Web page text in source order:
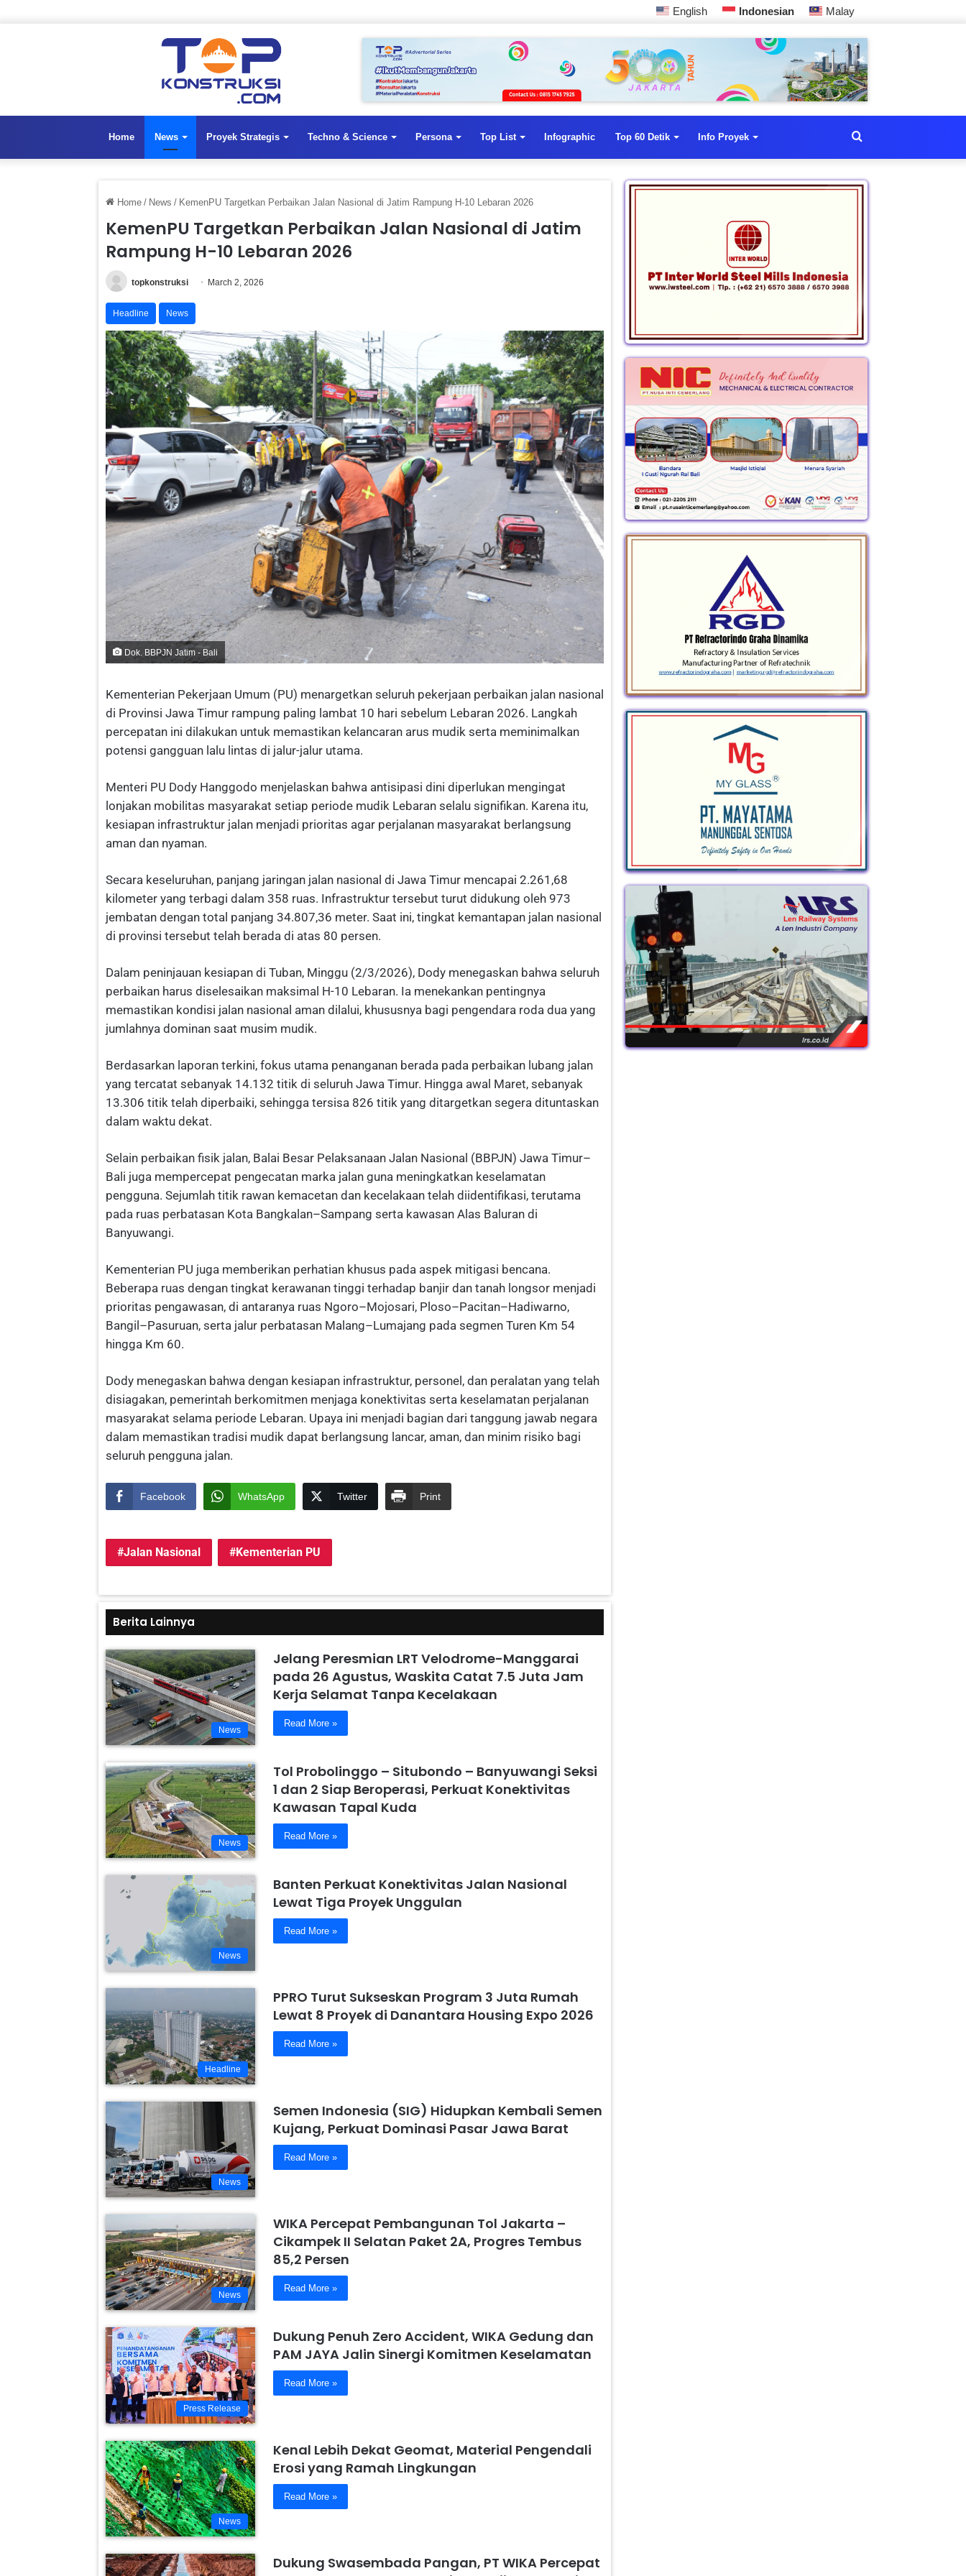
English Indonesian Malay
Home News Proyek Strategis Techno & Science Persona Top List Infographic Top 60 Detik Info Proyek
Home / News / KemenPU Targetkan Perbaikan Jalan Nasional di Jatim Rampung H-10 Lebaran 2026
KemenPU Targetkan Perbaikan Jalan Nasional di Jatim
Rampung H-10 Lebaran 2026
topkonstruksi March 2, 2026
Headline News
Dok. BBPJN Jatim - Bali
Kementerian Pekerjaan Umum (PU) menargetkan seluruh pekerjaan perbaikan jalan nasional
di Provinsi Jawa Timur rampung paling lambat 10 hari sebelum Lebaran 2026. Langkah
percepatan ini dilakukan untuk memastikan kelancaran arus mudik serta meminimalkan
potensi gangguan lalu lintas di jalur-jalur utama.
Menteri PU Dody Hanggodo menjelaskan bahwa antisipasi dini diperlukan mengingat
lonjakan mobilitas masyarakat setiap periode mudik Lebaran selalu signifikan. Karena itu,
kesiapan infrastruktur jalan menjadi prioritas agar perjalanan masyarakat berlangsung
aman dan nyaman.
Secara keseluruhan, panjang jaringan jalan nasional di Jawa Timur mencapai 2.261,68
kilometer yang terbagi dalam 358 ruas. Infrastruktur tersebut turut didukung oleh 973
jembatan dengan total panjang 34.807,36 meter. Saat ini, tingkat kemantapan jalan nasional
di provinsi tersebut telah berada di atas 80 persen.
Dalam peninjauan kesiapan di Tuban, Minggu (2/3/2026), Dody menegaskan bahwa seluruh
perbaikan harus diselesaikan maksimal H-10 Lebaran. Ia menekankan pentingnya
memastikan kondisi jalan nasional aman dilalui, khususnya bagi pengendara roda dua yang
jumlahnya dominan saat musim mudik.
Berdasarkan laporan terkini, fokus utama penanganan berada pada perbaikan lubang jalan
yang tercatat sebanyak 14.132 titik di seluruh Jawa Timur. Hingga awal Maret, sebanyak
13.306 titik telah diperbaiki, sehingga tersisa 826 titik yang ditargetkan segera dituntaskan
dalam waktu dekat.
Selain perbaikan fisik jalan, Balai Besar Pelaksanaan Jalan Nasional (BBPJN) Jawa Timur–
Bali juga mempercepat pengecatan marka jalan guna meningkatkan keselamatan
pengguna. Sejumlah titik rawan kemacetan dan kecelakaan telah diidentifikasi, terutama
pada ruas perbatasan Kota Bangkalan–Sampang serta kawasan Alas Baluran di
Banyuwangi.
Kementerian PU juga memberikan perhatian khusus pada aspek mitigasi bencana.
Beberapa ruas dengan tingkat kerawanan tinggi terhadap banjir dan tanah longsor menjadi
prioritas pengawasan, di antaranya ruas Ngoro–Mojosari, Ploso–Pacitan–Hadiwarno,
Bangil–Pasuruan, serta jalur perbatasan Malang–Lumajang pada segmen Turen Km 54
hingga Km 60.
Dody menegaskan bahwa dengan kesiapan infrastruktur, personel, dan peralatan yang telah
disiagakan, pemerintah berkomitmen menjaga konektivitas serta keselamatan perjalanan
masyarakat selama periode Lebaran. Upaya ini menjadi bagian dari tanggung jawab negara
dalam memastikan tradisi mudik dapat berlangsung lancar, aman, dan minim risiko bagi
seluruh pengguna jalan.
Facebook WhatsApp Twitter Print
Jalan Nasional Kementerian PU
Berita Lainnya
News
Jelang Peresmian LRT Velodrome-Manggarai
pada 26 Agustus, Waskita Catat 7.5 Juta Jam
Kerja Selamat Tanpa Kecelakaan
Read More »
News
Tol Probolinggo – Situbondo – Banyuwangi Seksi
1 dan 2 Siap Beroperasi, Perkuat Konektivitas
Kawasan Tapal Kuda
Read More »
News
Banten Perkuat Konektivitas Jalan Nasional
Lewat Tiga Proyek Unggulan
Read More »
Headline
PPRO Turut Sukseskan Program 3 Juta Rumah
Lewat 8 Proyek di Danantara Housing Expo 2026
Read More »
News
Semen Indonesia (SIG) Hidupkan Kembali Semen
Kujang, Perkuat Dominasi Pasar Jawa Barat
Read More »
News
WIKA Percepat Pembangunan Tol Jakarta –
Cikampek II Selatan Paket 2A, Progres Tembus
85,2 Persen
Read More »
Press Release
Dukung Penuh Zero Accident, WIKA Gedung dan
PAM JAYA Jalin Sinergi Komitmen Keselamatan
Read More »
News
Kenal Lebih Dekat Geomat, Material Pengendali
Erosi yang Ramah Lingkungan
Read More »
Dukung Swasembada Pangan, PT WIKA Percepat